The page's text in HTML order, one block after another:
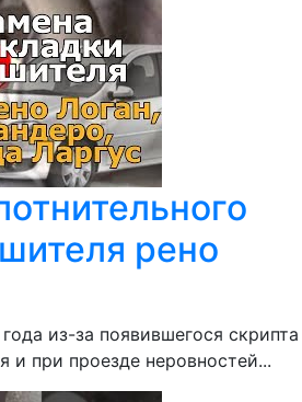
рено
из-за появившегося скрипта
и при проезде неровностей...